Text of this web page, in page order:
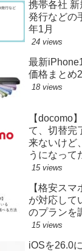
携帯各社 新
発行などの
年1月
24 views
最新
価格まとめ
18 views
【docomo
て、切替完
来ないけど
うになって
15 views
【格安ス
が対応して
のプランを
15 views
iOSを26.0